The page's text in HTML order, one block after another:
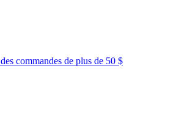
des commandes de plus de 50 $